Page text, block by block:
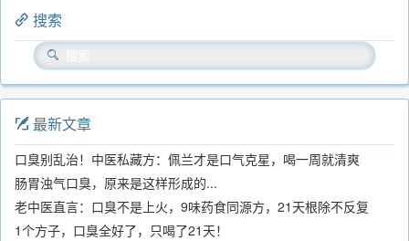
搜索
最新文章
口臭别乱治！中医私藏方：佩兰才是口气克星，喝一周就清爽
肠胃浊气口臭，原来是这样形成的...
老中医直言：口臭不是上火，9味药食同源方，21天根除不反复
1个方子，口臭全好了，只喝了21天！